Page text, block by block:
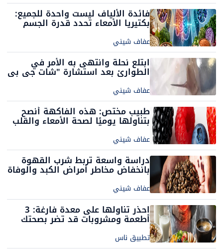
فائدة الألياف ليست واحدة للجميع:
بكتيريا الأمعاء تحدد قدرة الجسم
على الاستفادة منها
عفاف شيني
ابتلع نحلة وانتهى به الأمر في
الطوارئ بعد استشارة "شات جي بي
تي"
عفاف شيني
طبيب مختص: هذه الفاكهة أنصح
بتناولها يوميًا لصحة الأمعاء والقلب
عفاف شيني
دراسة واسعة تربط شرب القهوة
بانخفاض مخاطر أمراض الكبد والوفاة
المرتبطة بها
عفاف شيني
احذر تناولها على معدة فارغة: 3
أطعمة ومشروبات قد تضر بصحتك
تطبيق ناس